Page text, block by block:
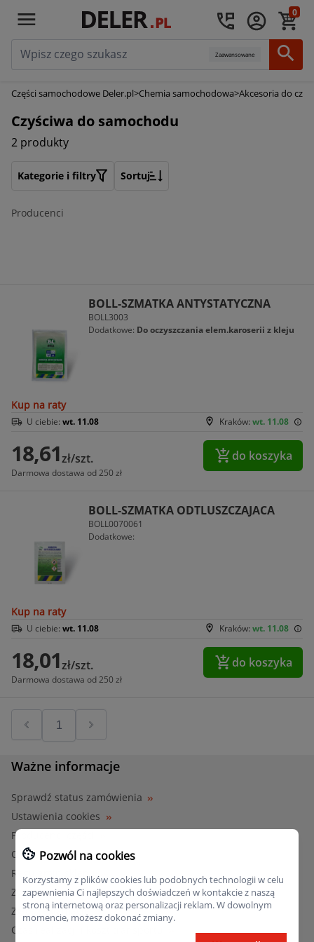
0
Zaawansowane
Części samochodowe Deler.pl>Chemia samochodowa>Akcesoria do
Czyściwa do samochodu
2 produkty
Kategorie i filtry Sortuj
Producenci
BOLL-SZMATKA ANTYSTATYCZNA
BOLL3003
Dodatkowe: Do oczyszczania elem.karoserii z kleju
Kup na raty
Kraków: wt. 11.08
U ciebie: wt. 11.08
18,61zł/szt.
Darmowa dostawa od 250 zł
do koszyka
BOLL-SZMATKA ODTLUSZCZAJACA
BOLL0070061
Dodatkowe:
Kup na raty
Kraków: wt. 11.08
U ciebie: wt. 11.08
18,01zł/szt.
Darmowa dostawa od 250 zł
do koszyka
Ważne informacje
Sprawdź status zamówienia
Ustawienia cookies
Producenci części
O nas
Regulamin sklepu
Zwroty
Zgłoś reklamacje
Czas realizacji i koszt transportu
Pozwól na cookies
Korzystamy z plików cookies lub podobnych technologii w celu
zapewnienia Ci najlepszych doświadczeń w kontakcie z naszą
stroną internetową oraz personalizacji reklam. W dowolnym
momencie, możesz dokonać zmiany.